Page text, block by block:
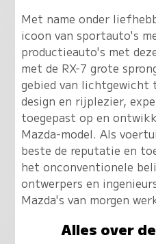
Met name onder
icoon van sportauto's
productieauto's met
met de RX-7 grote
gebied van
design en rijplezier,
toegepast op en
Mazda-model. Als
beste de reputatie en
het onconventionele
ontwerpers en
Mazda's van morgen
Alles over